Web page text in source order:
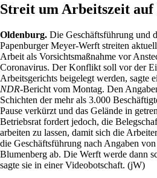
Streit um Arbeitszeit
Oldenburg. Die Geschäftsführung und
Papenburger Meyer-Werft streiten
Arbeit als Vorsichtsmaßnahme vor
Coronavirus. Der Konflikt soll vor der
Arbeitsgerichts beigelegt werden, sagte
NDR-Bericht vom Montag. Den
Schichten der mehr als 3.000
Pause verkürzt und das Gelände in
Betriebsrat fordert jedoch, die
arbeiten zu lassen, damit sich die
die Geschäftsführung nach Angaben
Blumenberg ab. Die Werft werde dann
sagte sie in einer Videobotschaft. (jW)